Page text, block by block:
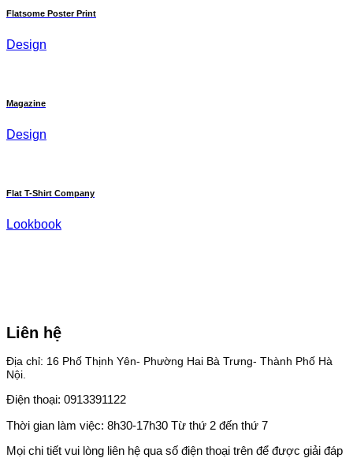
Flatsome Poster Print
Design
Magazine
Design
Flat T-Shirt Company
Lookbook
Liên hệ
Địa chỉ: 16 Phố Thịnh Yên- Phường Hai Bà Trưng- Thành Phố Hà
Nội.
Điện thoại: 0913391122
Thời gian làm việc: 8h30-17h30 Từ thứ 2 đến thứ 7
Mọi chi tiết vui lòng liên hệ qua số điện thoại trên để được giải đáp